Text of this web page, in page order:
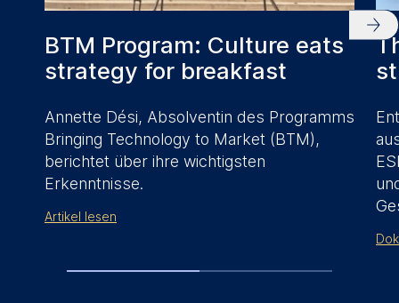
BTM Program: Culture eats
strategy for breakfast
Annette Dési, Absolventin des Programms
Bringing Technology to Market (BTM),
berichtet über ihre wichtigsten
Erkenntnisse.
Artikel lesen